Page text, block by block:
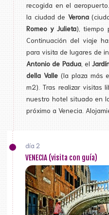
recogida en el
la ciudad de Verona
Romeo y Julieta), tiempo
Continuación del viaje
para visita de lugares de
Antonio de Padua, el
della Valle(la plaza más
m2). Tras realizar visitas
nuestro hotel situado en
próximo a Venecia.
día 2
VENECIA (visita con guía)